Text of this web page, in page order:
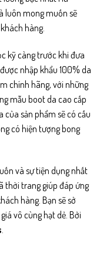
luôn mong muốn sẽ
hàng.
kỹ càng trước khi đưa
nhập khẩu 100% da
chính hãng, với những
mẫu boot da cao cấp
của sản phẩm sẽ có cấu
có hiện tượng bong
và sự tiện dụng nhất
thời trang giúp đáp ứng
hàng. Bạn sẽ sở
vô cùng hạt dẻ. Bởi